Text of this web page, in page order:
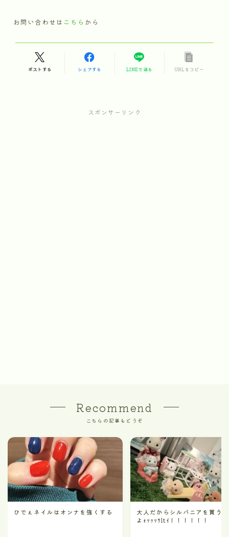
お問い合わせは こちら から
ポストする シェアする LINEで送る URLをコピー
スポンサーリンク
Recommend
こちらの記事もどうぞ
ひでぇネイルはオンナを強くする
大人だからシルバニアを買う
よｫｯｯｯﾂltｲ！！！！！！